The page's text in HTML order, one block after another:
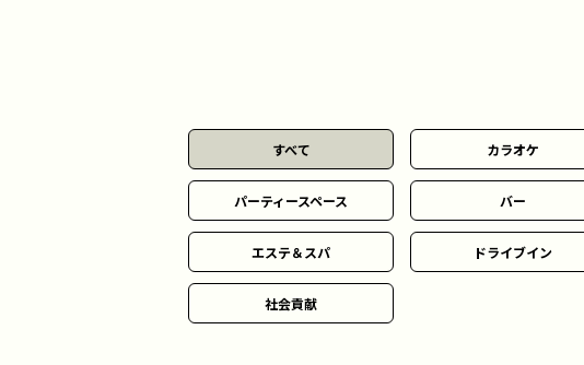
すべて カラオケ
パーティースペース バー
エステ＆スパ ドライブイン
社会貢献